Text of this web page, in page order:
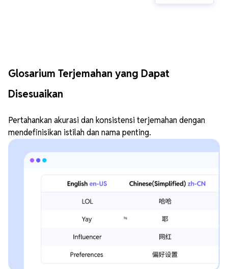
Glosarium Terjemahan yang Dapat
Disesuaikan
Pertahankan akurasi dan konsistensi terjemahan dengan
mendefinisikan istilah dan nama penting.